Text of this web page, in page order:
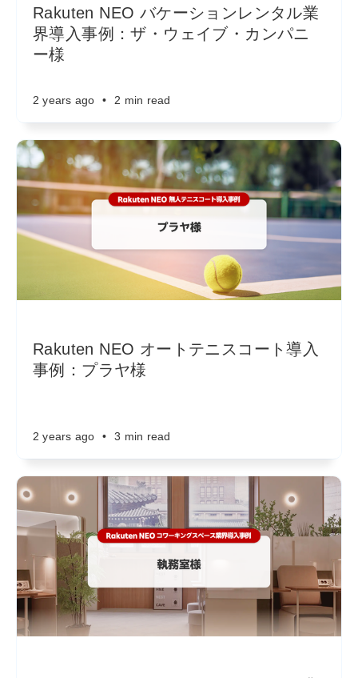
Rakuten NEO バケーションレンタル業
界導入事例：ザ・ウェイブ・カンパニ
ー様
2 years ago • 2 min read
Rakuten NEO オートテニスコート導入
事例：プラヤ様
2 years ago • 3 min read